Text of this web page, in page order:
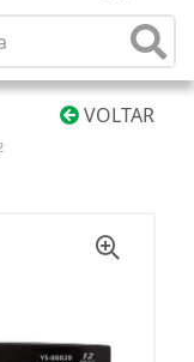
VOLTAR